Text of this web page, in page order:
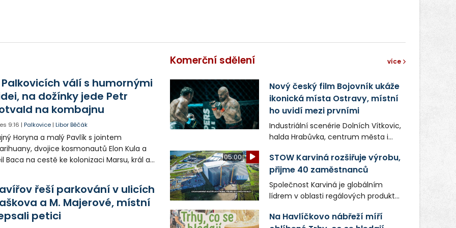
Palkovicích válí s humornými
na dožínky jede Petr
na kombajnu
9:16 |Palkovice |Libor Běčák
Horyna a malý Pavlík s jointem
dvojice kosmonautů Elon Kula a
Baca na cestě ke kolonizaci Marsu, král a
a místostarosta David Kula.
řeší parkování v ulicích
a M. Majerové, místní
petici
Komerční sdělení více
Nový český film Bojovník ukáže
ikonická místa Ostravy, místní
ho uvidí mezi prvními
Industriální scenérie Dolních Vítkovic,
halda Hrabůvka, centrum města i
v novém filmu Bojovník, který vstoupí
do kin už 13. srpna. Režiséři Vojtěch
Frič a Tomáš Dianiška si
moravskoslezskou metropoli
nevybrali náhodou – její syrová
atmosféra se stala přirozenou
05:00
STOW Karviná rozšiřuje výrobu,
přijme 40 zaměstnanců
Společnost Karviná je globálním
lídrem v oblasti regálových produktů
zaměstnavatelem na Karvinsku a
Na Havlíčkovo nábřeží míří